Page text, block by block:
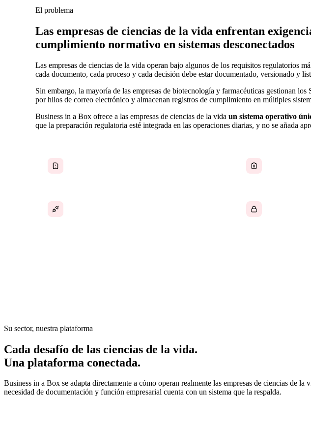
El problema
Las empresas de ciencias de la vida enfrentan
cumplimiento normativo en sistemas desconectados
Las empresas de ciencias de la vida operan bajo algunos de los requisitos regulatorios
cada documento, cada proceso y cada decisión debe estar documentado, versionado y
Sin embargo, la mayoría de las empresas de biotecnología y farmacéuticas gestionan
por hilos de correo electrónico y almacenan registros de cumplimiento en múltiples
Business in a Box ofrece a las empresas de ciencias de la vida un sistema operativo
que la preparación regulatoria esté integrada en las operaciones diarias, y no se añada
Su sector, nuestra plataforma
Cada desafío de las ciencias de la vida.
Una plataforma conectada.
Business in a Box se adapta directamente a cómo operan realmente las empresas de ciencias de
necesidad de documentación y función empresarial cuenta con un sistema que la respalda.